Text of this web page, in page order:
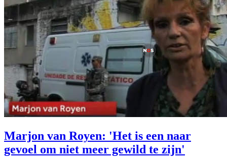
Marjon van Royen: 'Het is een naar
gevoel om niet meer gewild te zijn'